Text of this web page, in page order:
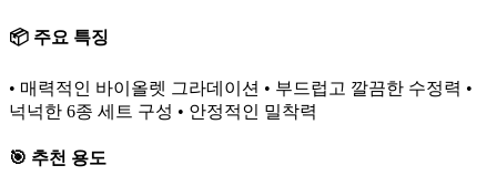
📦 주요 특징
• 매력적인 바이올렛 그라데이션 • 부드럽고 깔끔한 수정력 •
넉넉한 6종 세트 구성 • 안정적인 밀착력
🎯 추천 용도